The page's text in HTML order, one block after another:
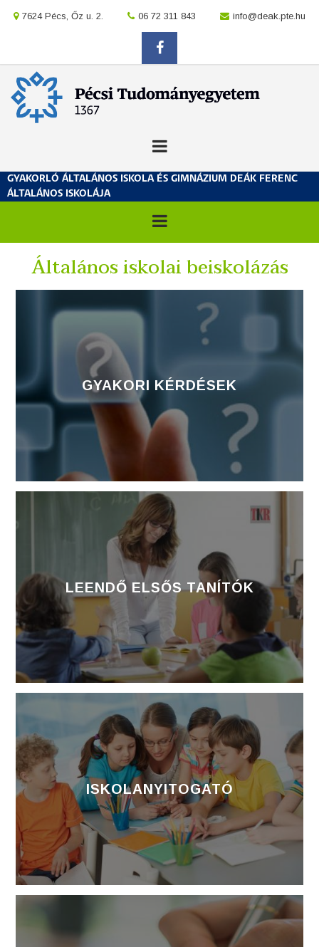
location
7624 Pécs, Őz u. 2. location
06 72 311 843 location
info@deak.pte.hu
facebook
GYAKORLÓ ÁLTALÁNOS ISKOLA ÉS GIMNÁZIUM DEÁK FERENC
ÁLTALÁNOS ISKOLÁJA
Általános iskolai beiskolázás
GYAKORI KÉRDÉSEK
LEENDŐ ELSŐS TANÍTÓK
ISKOLANYITOGATÓ